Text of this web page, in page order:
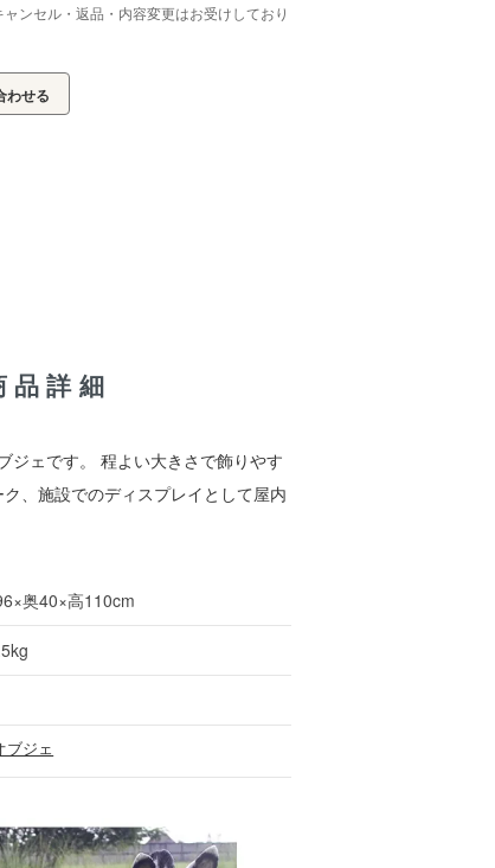
ンセル・返品・内容変更はお受けしており
わせる
詳細
ジェです。 程よい大きさで飾りやす
、施設でのディスプレイとして屋内
奥40×高110cm
ブジェ